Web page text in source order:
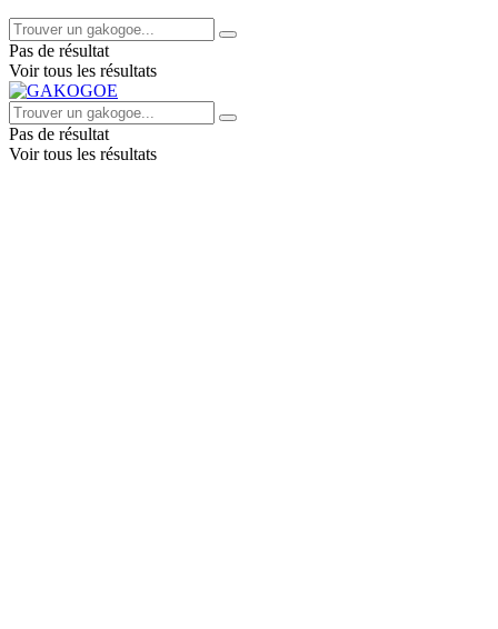
Pas de résultat
Voir tous les résultats
Pas de résultat
Voir tous les résultats